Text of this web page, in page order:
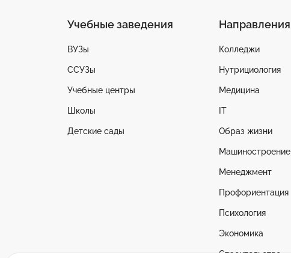
Учебные заведения
ВУЗы
ССУЗы
Учебные центры
Школы
Детские сады
Направления
Колледжи
Нутрициология
Медицина
IT
Образ жизни
Машиностроение
Менеджмент
Профориентация
Психология
Экономика
Строительство